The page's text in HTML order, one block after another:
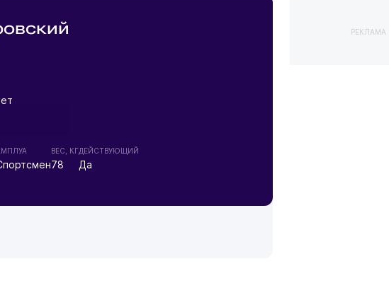
ВЕС, КГ
78
ДЕЙСТВУЮЩИЙ
Да
РЕКЛАМА